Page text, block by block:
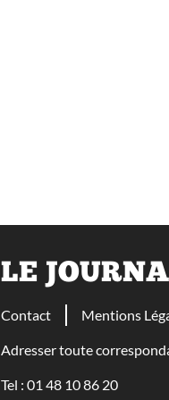
LE
Contact Mentions
Adresser toute
Tel : 01 48 10 86 20